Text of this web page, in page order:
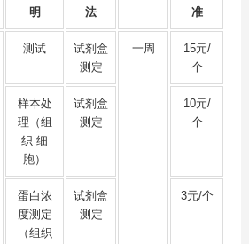
明
法
准
测试
试剂盒
测定
一周
15元/
个
样本处
理（组
织 细
胞）
试剂盒
测定
10元/
个
蛋白浓
度测定
（组织
试剂盒
测定
3元/个